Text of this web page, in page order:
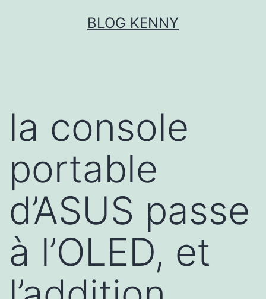
BLOG KENNY
la console
portable
d’ASUS passe
à l’OLED, et